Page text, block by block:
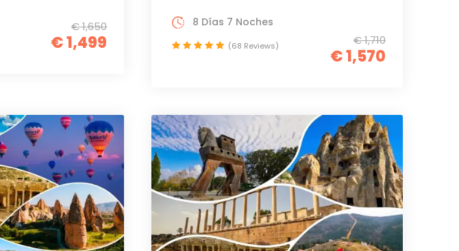
€ 1,650
€ 1,499 € 1,710
€ 1,570
8 Días 7 Noches
(68 Reviews)